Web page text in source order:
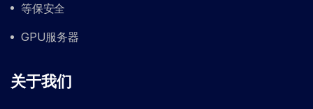
等保安全
GPU服务器
关于我们